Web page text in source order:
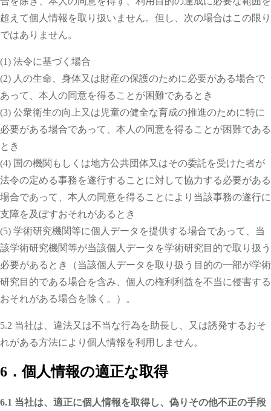
超えて個人情報を取り扱いません。但し、次の場合はこの限り
ではありません。
(1) 法令に基づく場合
(2) 人の生命、身体又は財産の保護のために必要がある場合で
あって、本人の同意を得ることが困難であるとき
(3) 公衆衛生の向上又は児童の健全な育成の推進のために特に
必要がある場合であって、本人の同意を得ることが困難である
とき
(4) 国の機関もしくは地方公共団体又はその委託を受けた者が
法令の定める事務を遂行することに対して協力する必要がある
場合であって、本人の同意を得ることにより当該事務の遂行に
支障を及ぼすおそれがあるとき
(5) 学術研究機関等に個人データを提供する場合であって、当
該学術研究機関等が当該個人データを学術研究目的で取り扱う
必要があるとき（当該個人データを取り扱う目的の一部が学術
研究目的である場合を含み、個人の権利利益を不当に侵害する
おそれがある場合を除く。）。
5.2 当社は、違法又は不当な行為を助長し、又は誘発するおそ
れがある方法により個人情報を利用しません。
6．個人情報の適正な取得
6.1 当社は、適正に個人情報を取得し、偽りその他不正の手段